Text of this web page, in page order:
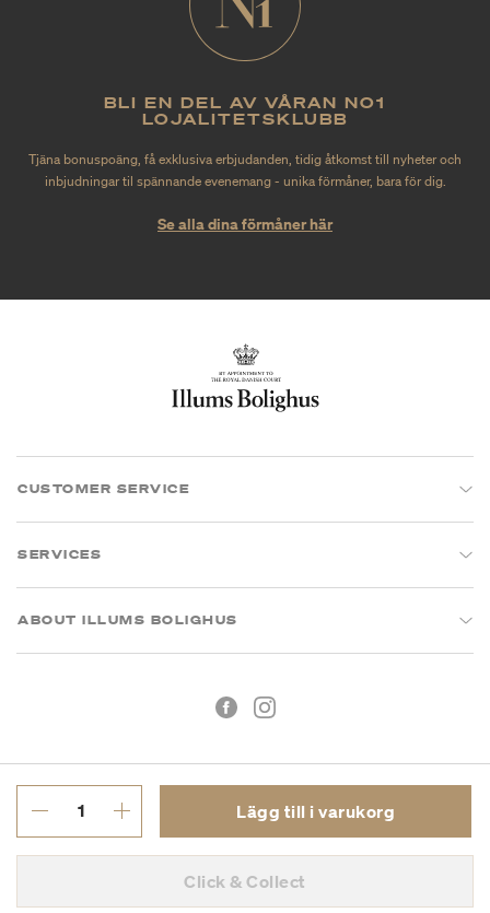
Lägg till i varukorg
Click & Collect
BLI EN DEL AV VÅRAN NO1
LOJALITETSKLUBB
Tjäna bonuspoäng, få exklusiva erbjudanden, tidig åtkomst till nyheter och
inbjudningar til spännande evenemang - unika förmåner, bara för dig.
Se alla dina förmåner här
CUSTOMER SERVICE
SERVICES
ABOUT ILLUMS BOLIGHUS